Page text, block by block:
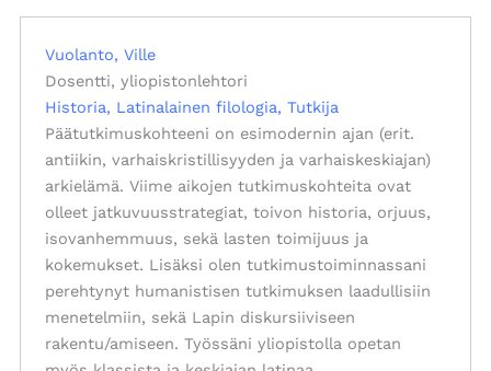
Vuolanto, Ville
Dosentti, yliopistonlehtori
Historia
Latinalainen filologia Tutkija
Päätutkimuskohteeni on esimodernin ajan (erit.
antiikin, varhaiskristillisyyden ja varhaiskeskiajan)
arkielämä. Viime aikojen tutkimuskohteita ovat
olleet jatkuvuusstrategiat, toivon historia, orjuus,
isovanhemmuus, sekä lasten toimijuus ja
kokemukset. Lisäksi olen tutkimustoiminnassani
perehtynyt humanistisen tutkimuksen laadullisiin
menetelmiin, sekä Lapin diskursiiviseen
rakentu/amiseen. Työssäni yliopistolla opetan